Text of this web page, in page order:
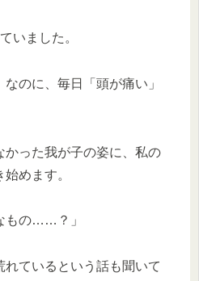
いました。
のに、毎日「頭が痛い」
かった我が子の姿に、私の
めます。
もの……？」
ているという話も聞いて